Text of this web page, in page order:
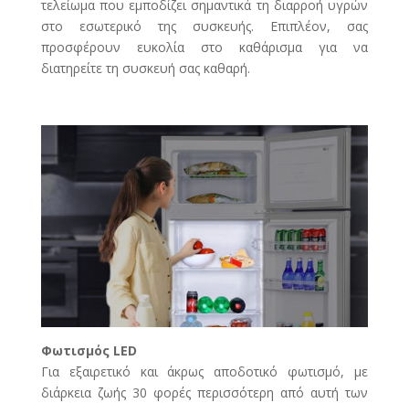
τελείωμα που εμποδίζει σημαντικά τη διαρροή υγρών
στο εσωτερικό της συσκευής. Επιπλέον, σας
προσφέρουν ευκολία στο καθάρισμα για να
διατηρείτε τη συσκευή σας καθαρή.
Φωτισμός LED
Για εξαιρετικό και άκρως αποδοτικό φωτισμό, με
διάρκεια ζωής 30 φορές περισσότερη από αυτή των